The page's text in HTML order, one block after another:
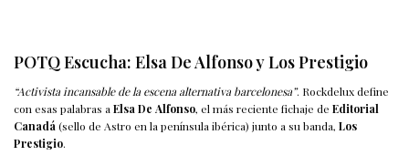
POTQ Escucha: Elsa De Alfonso y Los Prestigio
“Activista incansable de la escena alternativa barcelonesa”. Rockdelux define
con esas palabras aElsa De Alfonso, el más reciente fichaje deEditorial
Canadá (sello de Astro en la península ibérica) junto a su banda,Los
Prestigio.